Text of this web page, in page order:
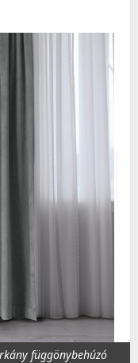
függönybehúzó